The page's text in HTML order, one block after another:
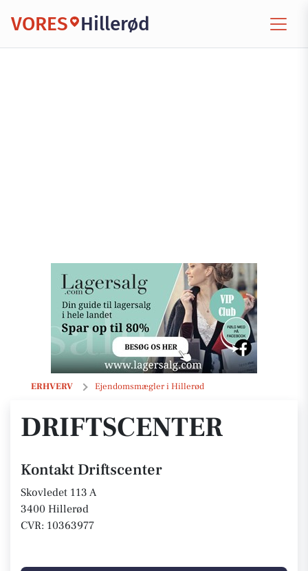
VORES Hillerød
ERHVERV Ejendomsmægler i Hillerød
Driftscenter
DRIFTSCENTER
Kontakt Driftscenter
Skovledet 113 A
3400 Hillerød
CVR: 10363977